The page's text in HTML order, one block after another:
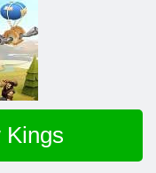
Kings